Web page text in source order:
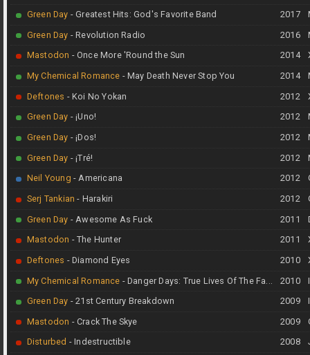
Green Day - Greatest Hits: God's Favorite Band
2017
Green Day - Revolution Radio
2016
Mastodon - Once More 'Round the Sun
2014
My Chemical Romance - May Death Never Stop You
2014
Deftones - Koi No Yokan
2012
Green Day - ¡Uno!
2012
Green Day - ¡Dos!
2012
Green Day - ¡Tré!
2012
Neil Young - Americana
2012
Serj Tankian - Harakiri
2012
Green Day - Awesome As Fuck
2011
Mastodon - The Hunter
2011
Deftones - Diamond Eyes
2010
My Chemical Romance - Danger Days: True Lives Of The Fa...
2010
Green Day - 21st Century Breakdown
2009
Mastodon - Crack The Skye
2009
Disturbed - Indestructible
2008